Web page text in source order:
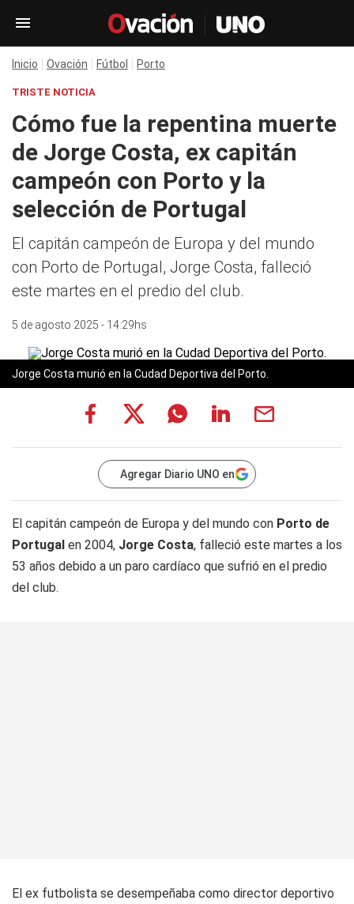
Inicio Ovación Fútbol Porto
TRISTE NOTICIA
Cómo fue la repentina muerte
de Jorge Costa, ex capitán
campeón con Porto y la
selección de Portugal
El capitán campeón de Europa y del mundo
con Porto de Portugal, Jorge Costa, falleció
este martes en el predio del club.
5 de agosto 2025 - 14:29hs
Jorge Costa murió en la Cudad Deportiva del Porto.
Agregar Diario UNO en
El capitán campeón de Europa y del mundo con Porto de
Portugal en 2004, Jorge Costa, falleció este martes a los
53 años debido a un paro cardíaco que sufrió en el predio
del club.
El ex futbolista se desempeñaba como director deportivo